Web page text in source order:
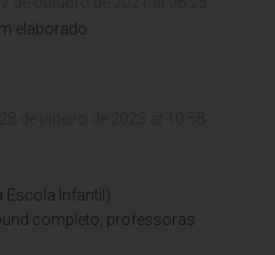
elaborado.
Escola Infantil)
completo, professoras